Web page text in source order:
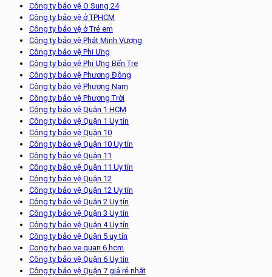
Công ty bảo vệ O Sung 24
Công ty bảo vệ ở TPHCM
Công ty bảo vệ ở Trẻ em
Công ty bảo vệ Phát Minh Vượng
Công ty bảo vệ Phi Ưng
Công ty bảo vệ Phi Ưng Bến Tre
Công ty bảo vệ Phương Đông
Công ty bảo vệ Phương Nam
Công ty bảo vệ Phương Trời
Công ty bảo vệ Quận 1 HCM
Công ty bảo vệ Quận 1 Uy tín
Công ty bảo vệ Quận 10
Công ty bảo vệ Quận 10 Uy tín
Công ty bảo vệ Quận 11
Công ty bảo vệ Quận 11 Uy tín
Công ty bảo vệ Quận 12
Công ty bảo vệ Quận 12 Uy tín
Công ty bảo vệ Quận 2 Uy tín
Công ty bảo vệ Quận 3 Uy tín
Công ty bảo vệ Quận 4 Uy tín
Công ty bảo vệ Quận 5 uy tín
Cong ty bao ve quan 6 hcm
Công ty bảo vệ Quận 6 Uy tín
Công ty bảo vệ Quận 7 giá rẻ nhất